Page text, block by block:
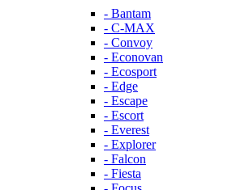
- Bantam
- C-MAX
- Convoy
- Econovan
- Ecosport
- Edge
- Escape
- Escort
- Everest
- Explorer
- Falcon
- Fiesta